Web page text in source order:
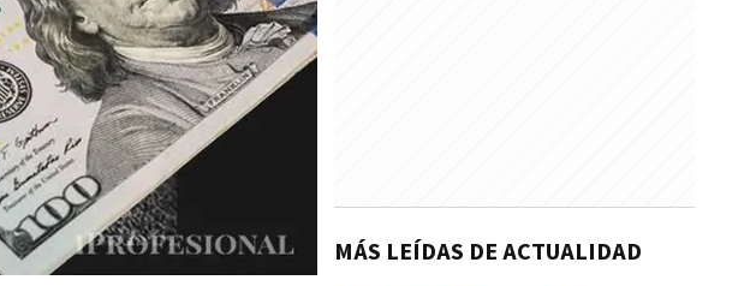
MÁS LEÍDAS DE ACTUALIDAD